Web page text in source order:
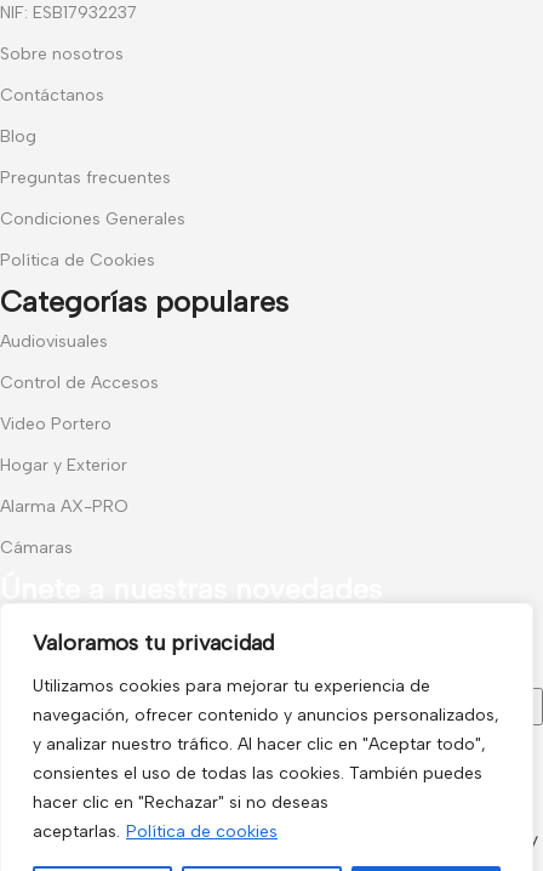
Valoramos tu privacidad
Utilizamos cookies para mejorar tu experiencia de
navegación, ofrecer contenido y anuncios personalizados,
y analizar nuestro tráfico. Al hacer clic en "Aceptar todo",
consientes el uso de todas las cookies. También puedes
hacer clic en "Rechazar" si no deseas
aceptarlas. Política de cookies
NIF: ESB17932237
Sobre nosotros
Contáctanos
Blog
Preguntas frecuentes
Condiciones Generales
Política de Cookies
Categorías populares
Audiovisuales
Control de Accesos
Video Portero
Hogar y Exterior
Alarma AX-PRO
Cámaras
Recibe las últimas novedades y promociones.
Usado de acuerdo con nuestra Política de privacidad
electro3 ©
2026.